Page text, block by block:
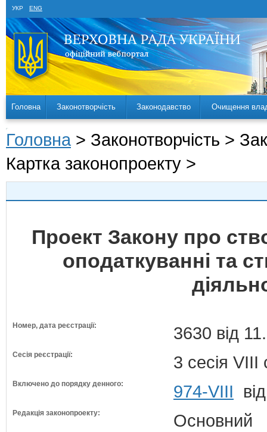
УКР ENG
Головна Законотворчість Законодавство Очищення
Головна > Законотворчість >
Картка законопроекту >
Проект Закону про
оподаткуванні та
Номер, дата реєстрації: 3630 від
Сесія реєстрації: 3 сесія VIII
Включено до порядку денного: 974-VIII
Редакція законопроекту: Основний